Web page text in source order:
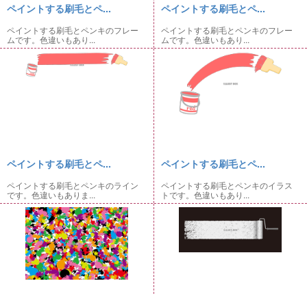
ペイントする刷毛とペ...
ペイントする刷毛とペンキのフレー
ムです。色違いもあり...
ペイントする刷毛とペ...
ペイントする刷毛とペンキのフレー
ムです。色違いもあり...
ペイントする刷毛とペ...
ペイントする刷毛とペンキのライン
です。色違いもありま...
ペイントする刷毛とペ...
ペイントする刷毛とペンキのイラス
トです。色違いもあり...